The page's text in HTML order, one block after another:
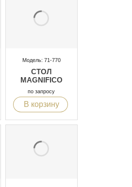
Модель: 71-770
СТОЛ
MAGNIFICO
по запросу
В корзину